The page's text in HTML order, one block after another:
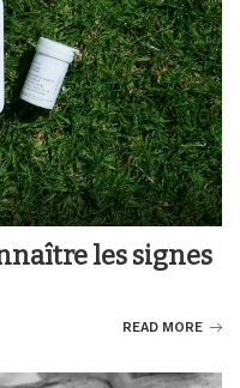
les signes
READ MORE